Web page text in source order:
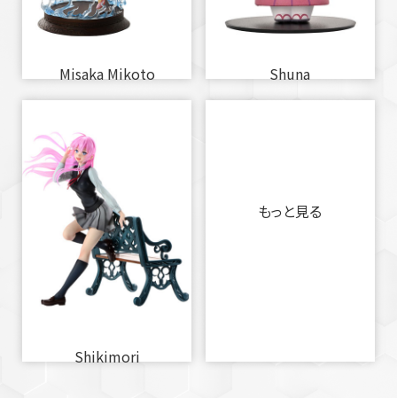
Misaka Mikoto Shuna
Shikimori
もっと見る